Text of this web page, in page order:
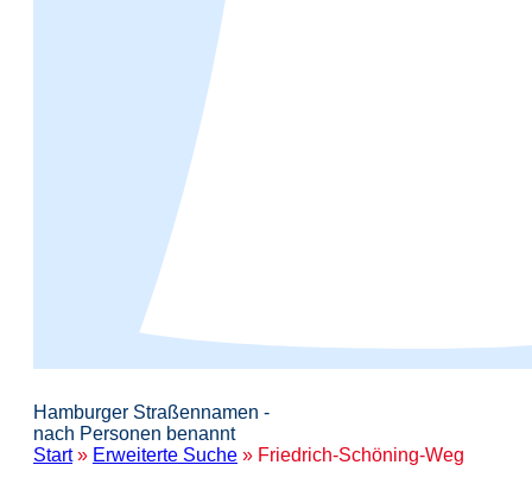
Hamburger Straßennamen -
nach Personen benannt
Start» Erweiterte Suche » Friedrich-Schöning-Weg